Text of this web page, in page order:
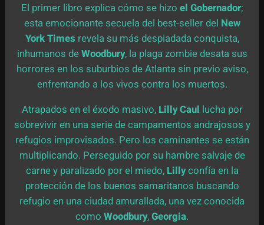
El primer libro explica cómo se hizo el Gobernador;
esta emocionante secuela del best-seller del New
York Times revela su más despiadada conquista,
inhumanos deWoodbury, la plaga zombie desata sus
horrores en los suburbios de Atlanta sin previo aviso,
enfrentando a los vivos contra los muertos.
Atrapados en el éxodo masivo, Lilly Caul lucha por
sobrevivir en una serie de campamentos andrajosos y
refugios improvisados. Pero los caminantes se están
multiplicando. Perseguido por su hambre salvaje de
carne y paralizado por el miedo, Lillyconfía en la
protección de los buenos samaritanos buscando
refugio en una ciudad amurallada, una vez conocida
como Woodbury,Georgia.